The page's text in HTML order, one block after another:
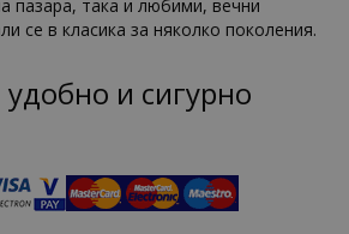
пазара, така и любими, вечни
се в класика за няколко поколения.
и сигурно